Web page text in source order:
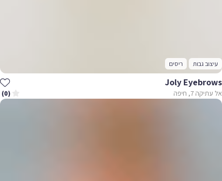
עיצוב גבות ריסים
Joly Eyebrows
אל עתיקה 7, חיפה (0)